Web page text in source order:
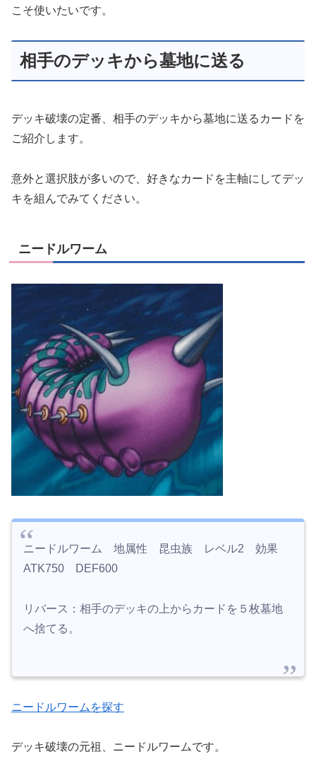
こそ使いたいです。
相手のデッキから墓地に送る
デッキ破壊の定番、相手のデッキから墓地に送るカードを
ご紹介します。
意外と選択肢が多いので、好きなカードを主軸にしてデッ
キを組んでみてください。
ニードルワーム
ニードルワーム 地属性 昆虫族 レベル2 効果
ATK750 DEF600
リバース：相手のデッキの上からカードを５枚墓地
へ捨てる。
ニードルワームを探す
デッキ破壊の元祖、ニードルワームです。